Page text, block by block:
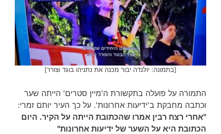
[בתמונה: יולנדה יבור מכנה את נתניהו בוגד וצורר]
התמורה על פועלה בתקשורת ה'מיין סטרים' הייתה שער
וכתבה מחבקת ב'ידיעות אחרונות'. על כך העיר יותם זמרי:
"אחרי רצח רבין אמרו שהכתובת הייתה על הקיר. היום
הכתובת היא על השער של ידיעות אחרונות"